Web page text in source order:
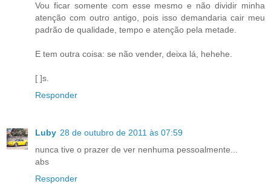
Vou ficar somente com esse mesmo e não dividir minha
atenção com outro antigo, pois isso demandaria cair meu
padrão de qualidade, tempo e atenção pela metade.
E tem outra coisa: se não vender, deixa lá, hehehe.
[ ]s.
Responder
Luby 28 de outubro de 2011 às 07:59
nunca tive o prazer de ver nenhuma pessoalmente...
abs
Responder